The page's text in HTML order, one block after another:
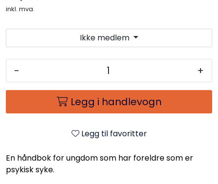
inkl. mva.
Ikke medlem
- +
Legg i handlevogn
Legg til favoritter
En håndbok for ungdom som har foreldre som er
psykisk syke.